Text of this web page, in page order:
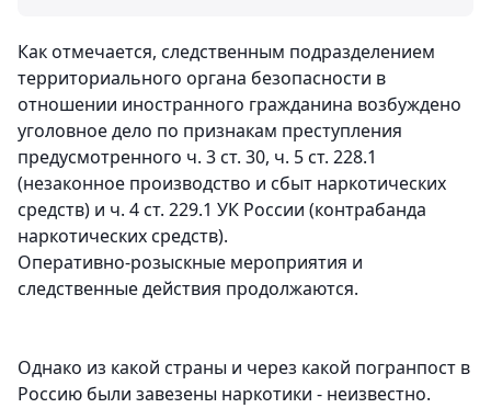
Как отмечается, следственным подразделением
территориального органа безопасности в
отношении иностранного гражданина возбуждено
уголовное дело по признакам преступления
предусмотренного ч. 3 ст. 30, ч. 5 ст. 228.1
(незаконное производство и сбыт наркотических
средств) и ч. 4 ст. 229.1 УК России (контрабанда
наркотических средств).
Оперативно-розыскные мероприятия и
следственные действия продолжаются.
Однако из какой страны и через какой погранпост в
Россию были завезены наркотики - неизвестно.